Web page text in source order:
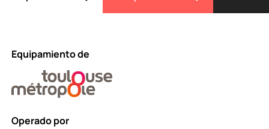
Equipamiento de
Operado por